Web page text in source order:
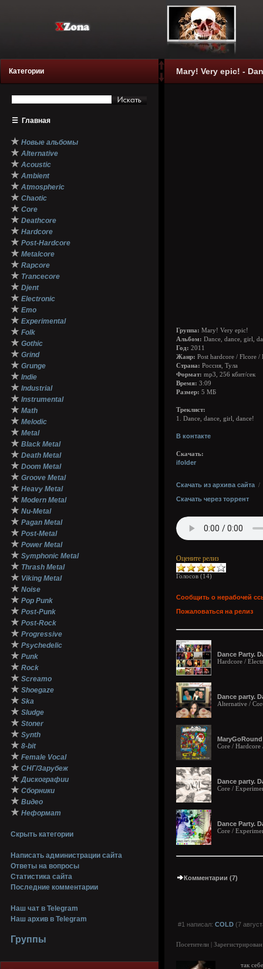
Категории
☰ Главная
★ Новые альбомы
★ Alternative
★ Acoustic
★ Ambient
★ Atmospheric
★ Chaotic
★ Core
★ Deathcore
★ Hardcore
★ Post-Hardcore
★ Metalcore
★ Rapcore
★ Trancecore
★ Djent
★ Electronic
★ Emo
★ Experimental
★ Folk
★ Gothic
★ Grind
★ Grunge
★ Indie
★ Industrial
★ Instrumental
★ Math
★ Melodic
★ Metal
★ Black Metal
★ Death Metal
★ Doom Metal
★ Groove Metal
★ Heavy Metal
★ Modern Metal
★ Nu-Metal
★ Pagan Metal
★ Post-Metal
★ Power Metal
★ Symphonic Metal
★ Thrash Metal
★ Viking Metal
★ Noise
★ Pop Punk
★ Post-Punk
★ Post-Rock
★ Progressive
★ Psychedelic
★ Punk
★ Rock
★ Screamo
★ Shoegaze
★ Ska
★ Sludge
★ Stoner
★ Synth
★ 8-bit
★ Female Vocal
★ СНГ/Зарубеж
★ Дискографии
★ Сборники
★ Видео
★ Неформат
Скрыть категории
Написать администрации сайта
Ответы на вопросы
Статистика сайта
Последние комментарии
Наш чат в Telegram
Наш архив в Telegram
Группы
Mary! Very epic! -
Группа: Mary! Very epic!
Альбом: Dance, dance, girl,
Год: 2011
Жанр: Post hardcore / Flcore /
Страна: Россия, Тула
Формат: mp3, 256 кбит/сек
Время: 3:09
Размер: 5 МБ
Треклист:
1. Dance, dance, girl, dance!
В контакте
Скачать:
ifolder
Скачать из архива сайта /
Скачать через торрент
Оцените релиз
Голосов (14)
Сообщить о нерабочей
Пожаловаться на релиз
Dance Party.
Hardcore /
Dance party.
Alternative /
Core / Hardcore
Dance party.
Core /
Dance Party.
Core /
Комментарии (7)
#1 написал: COLD (7
Посетители |
так